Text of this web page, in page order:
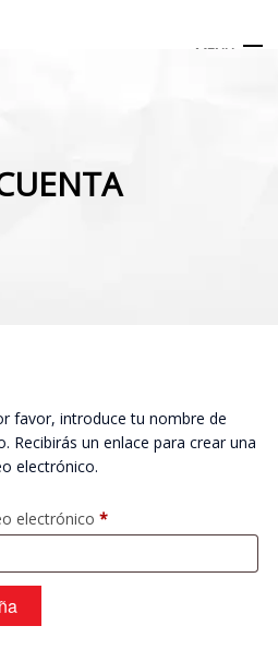
MENU
favor, introduce tu nombre de
Recibirás un enlace para crear una
electrónico.
electrónico *Obligatorio